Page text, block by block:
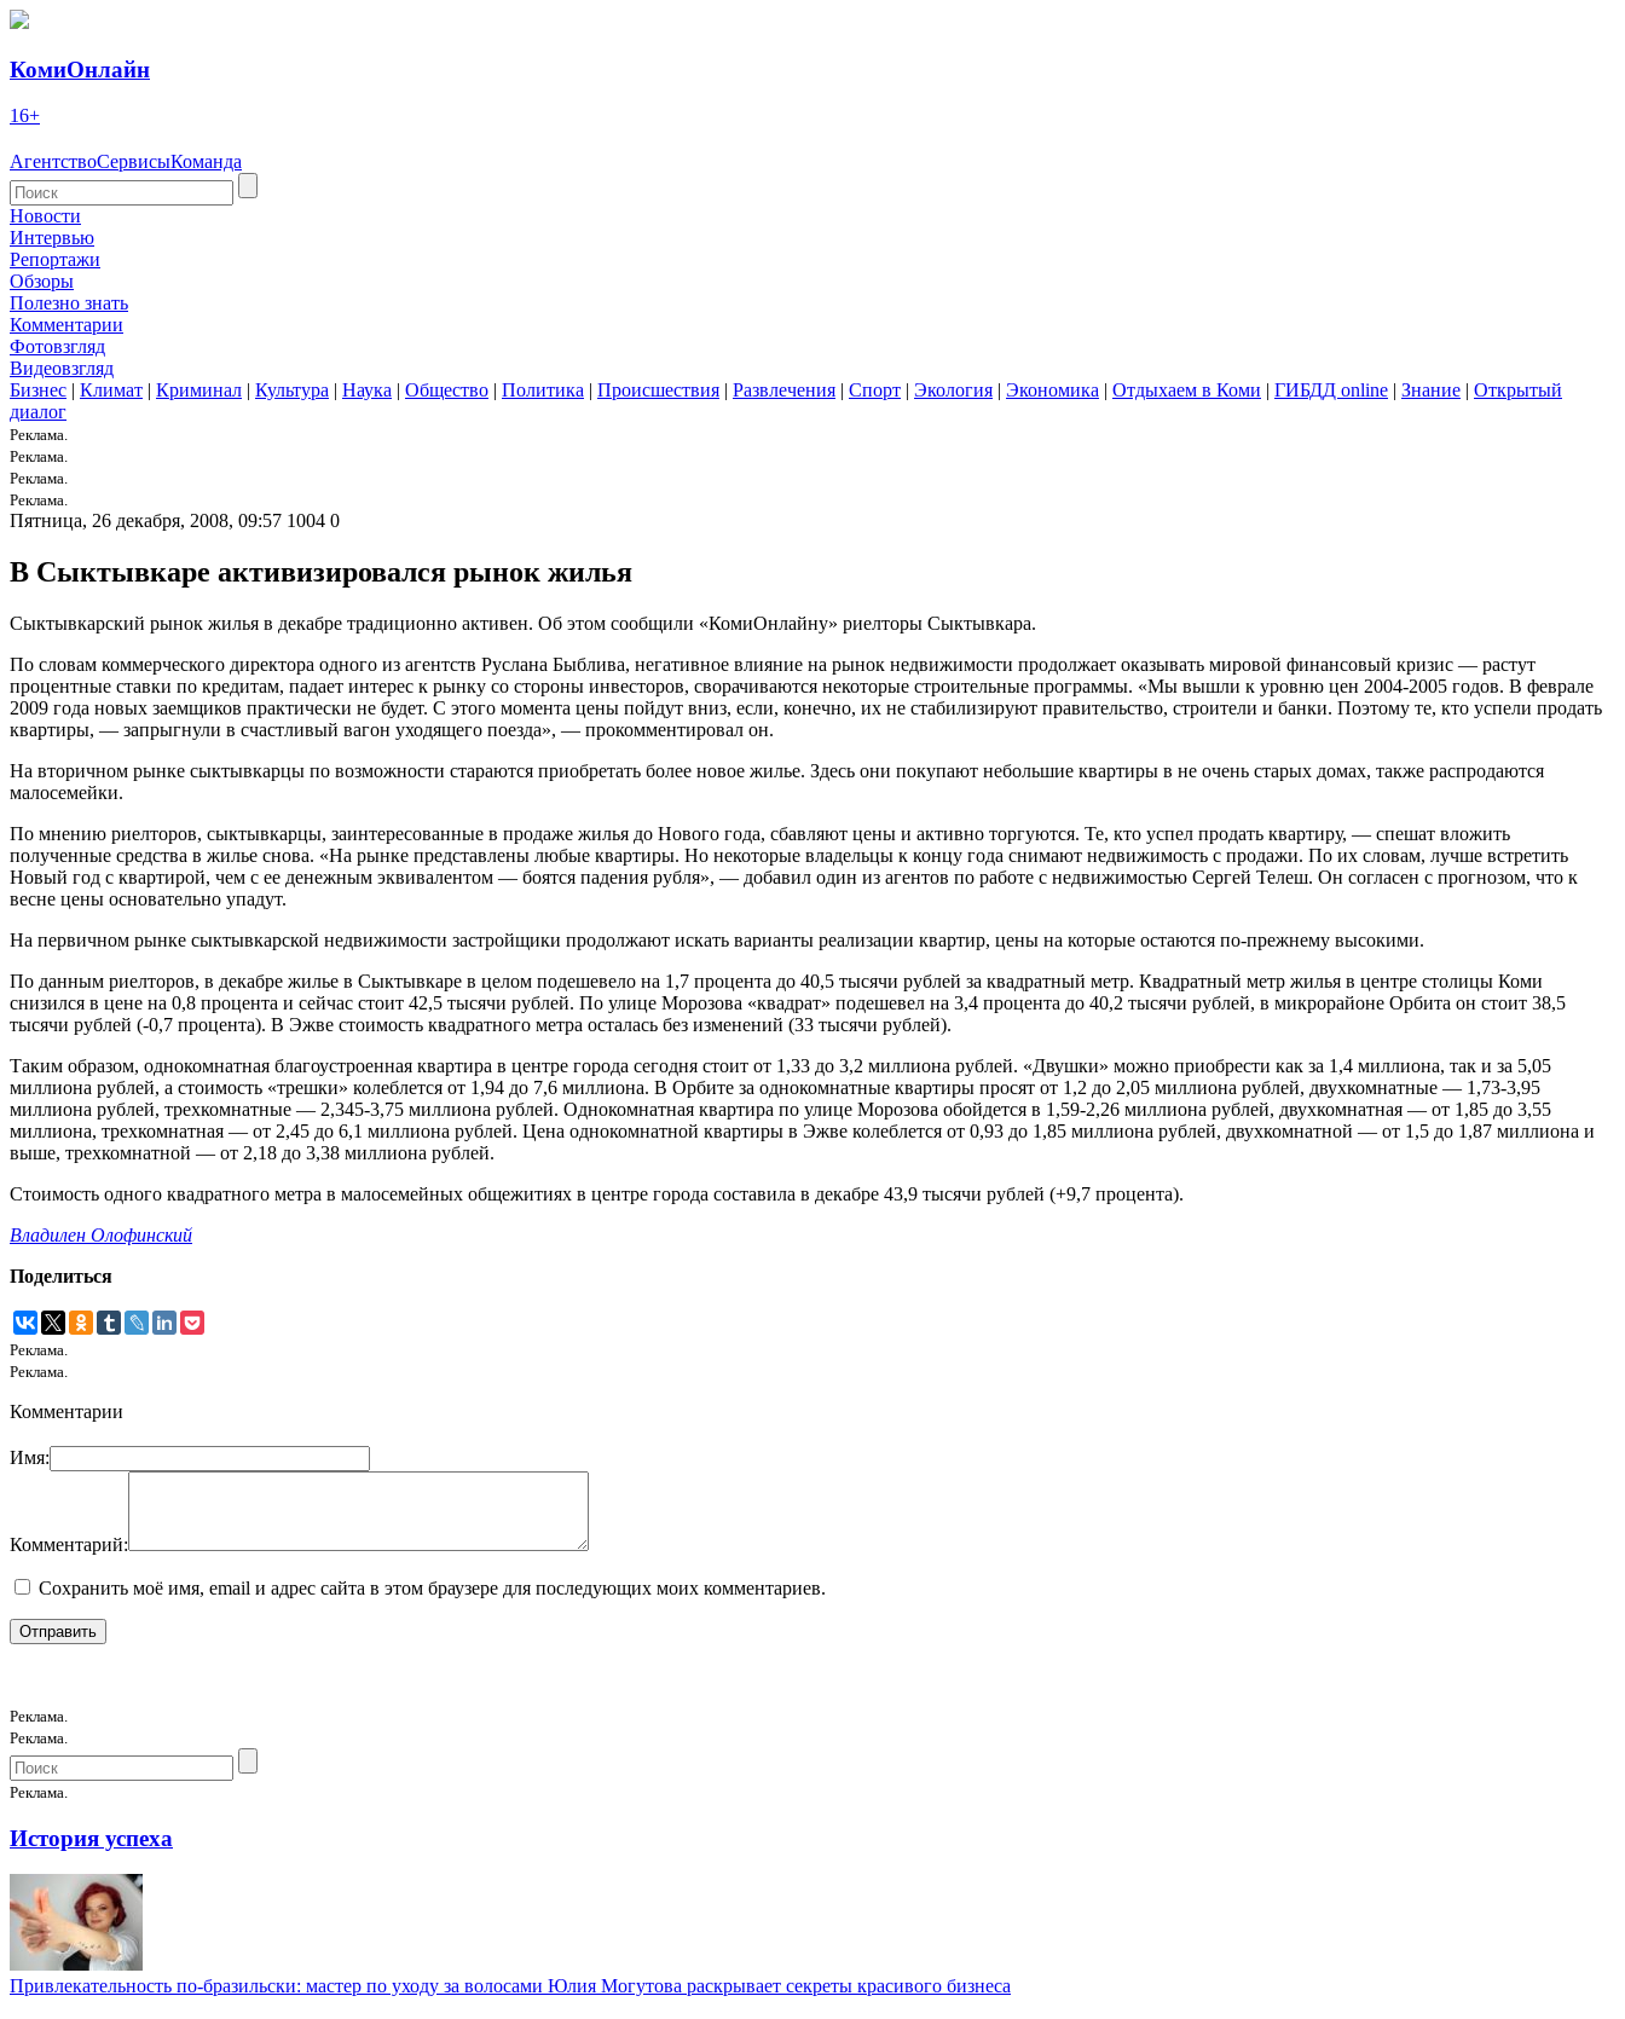
КомиОнлайн
16+
АгентствоСервисыКоманда
Новости
Интервью
Репортажи
Обзоры
Полезно знать
Комментарии
Фотовзгляд
Видеовзгляд
Бизнес | Климат | Криминал | Культура | Наука | Общество | Политика | Происшествия | Развлечения | Спорт | Экология | Экономика | Отдыхаем в Коми | ГИБДД online | Знание | Открытый
диалог
Реклама.
Реклама.
Реклама.
Реклама.
Пятница, 26 декабря, 2008, 09:57 1004 0
В Сыктывкаре активизировался рынок жилья
Сыктывкарский рынок жилья в декабре традиционно активен. Об этом сообщили «КомиОнлайну» риелторы Сыктывкара.
По словам коммерческого директора одного из агентств Руслана Быблива, негативное влияние на рынок недвижимости продолжает оказывать мировой финансовый кризис — растут
процентные ставки по кредитам, падает интерес к рынку со стороны инвесторов, сворачиваются некоторые строительные программы. «Мы вышли к уровню цен 2004-2005 годов. В феврале
2009 года новых заемщиков практически не будет. С этого момента цены пойдут вниз, если, конечно, их не стабилизируют правительство, строители и банки. Поэтому те, кто успели продать
квартиры, — запрыгнули в счастливый вагон уходящего поезда», — прокомментировал он.
На вторичном рынке сыктывкарцы по возможности стараются приобретать более новое жилье. Здесь они покупают небольшие квартиры в не очень старых домах, также распродаются
малосемейки.
По мнению риелторов, сыктывкарцы, заинтересованные в продаже жилья до Нового года, сбавляют цены и активно торгуются. Те, кто успел продать квартиру, — спешат вложить
полученные средства в жилье снова. «На рынке представлены любые квартиры. Но некоторые владельцы к концу года снимают недвижимость с продажи. По их словам, лучше встретить
Новый год с квартирой, чем с ее денежным эквивалентом — боятся падения рубля», — добавил один из агентов по работе с недвижимостью Сергей Телеш. Он согласен с прогнозом, что к
весне цены основательно упадут.
На первичном рынке сыктывкарской недвижимости застройщики продолжают искать варианты реализации квартир, цены на которые остаются по-прежнему высокими.
По данным риелторов, в декабре жилье в Сыктывкаре в целом подешевело на 1,7 процента до 40,5 тысячи рублей за квадратный метр. Квадратный метр жилья в центре столицы Коми
снизился в цене на 0,8 процента и сейчас стоит 42,5 тысячи рублей. По улице Морозова «квадрат» подешевел на 3,4 процента до 40,2 тысячи рублей, в микрорайоне Орбита он стоит 38,5
тысячи рублей (-0,7 процента). В Эжве стоимость квадратного метра осталась без изменений (33 тысячи рублей).
Таким образом, однокомнатная благоустроенная квартира в центре города сегодня стоит от 1,33 до 3,2 миллиона рублей. «Двушки» можно приобрести как за 1,4 миллиона, так и за 5,05
миллиона рублей, а стоимость «трешки» колеблется от 1,94 до 7,6 миллиона. В Орбите за однокомнатные квартиры просят от 1,2 до 2,05 миллиона рублей, двухкомнатные — 1,73-3,95
миллиона рублей, трехкомнатные — 2,345-3,75 миллиона рублей. Однокомнатная квартира по улице Морозова обойдется в 1,59-2,26 миллиона рублей, двухкомнатная — от 1,85 до 3,55
миллиона, трехкомнатная — от 2,45 до 6,1 миллиона рублей. Цена однокомнатной квартиры в Эжве колеблется от 0,93 до 1,85 миллиона рублей, двухкомнатной — от 1,5 до 1,87 миллиона и
выше, трехкомнатной — от 2,18 до 3,38 миллиона рублей.
Стоимость одного квадратного метра в малосемейных общежитиях в центре города составила в декабре 43,9 тысячи рублей (+9,7 процента).
Владилен Олофинский
Поделиться
Реклама.
Реклама.
Комментарии
Имя:
Комментарий:
Сохранить моё имя, email и адрес сайта в этом браузере для последующих моих комментариев.
Реклама.
Реклама.
Реклама.
История успеха
Привлекательность по-бразильски: мастер по уходу за волосами Юлия Могутова раскрывает секреты красивого бизнеса